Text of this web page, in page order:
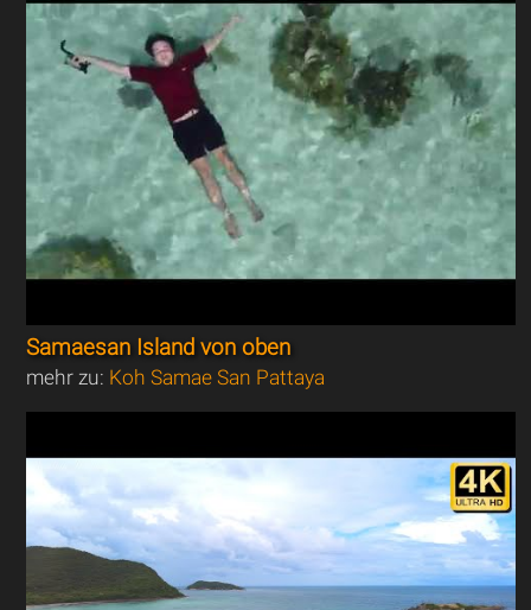
Samaesan Island von oben
mehr zu: Koh Samae San Pattaya